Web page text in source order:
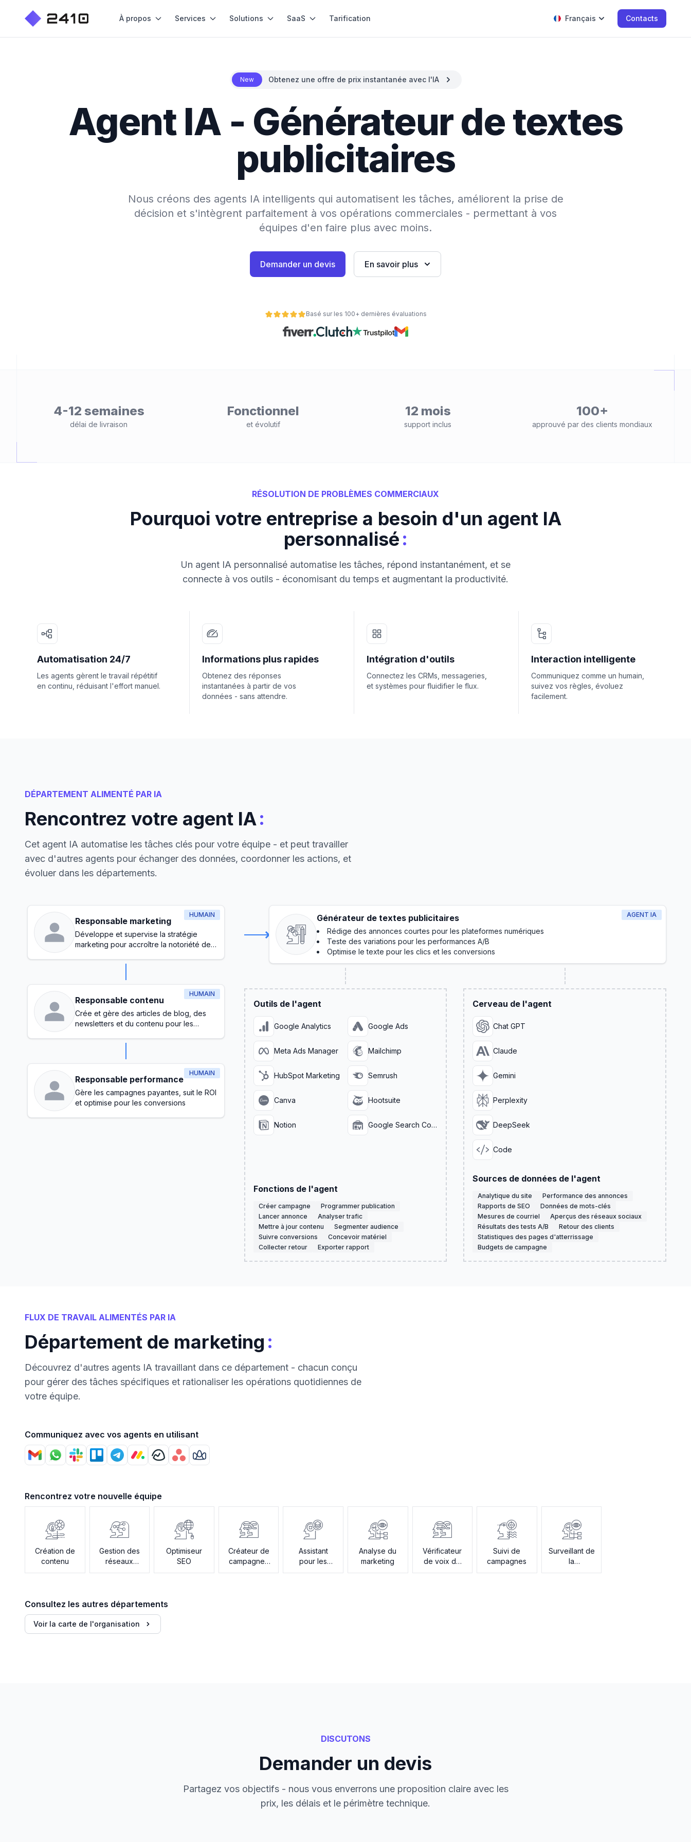
À propos Services Solutions SaaS Tarification Français Contacts
New Obtenez une offre de prix instantanée avec l'IA
Agent IA - Générateur de textes
publicitaires
Nous créons des agents IA intelligents qui automatisent les tâches, améliorent la prise de
décision et s'intègrent parfaitement à vos opérations commerciales - permettant à vos
équipes d'en faire plus avec moins.
Demander un devis En savoir plus
Basé sur les 100+ dernières évaluations
4-12 semaines
délai de livraison
Fonctionnel
et évolutif
12 mois
support inclus
100+
approuvé par des clients mondiaux
RÉSOLUTION DE PROBLÈMES COMMERCIAUX
Pourquoi votre entreprise a besoin d'un agent IA
personnalisé:
Un agent IA personnalisé automatise les tâches, répond instantanément, et se
connecte à vos outils - économisant du temps et augmentant la productivité.
Automatisation 24/7
Les agents gèrent le travail répétitif
en continu, réduisant l'effort manuel.
Informations plus rapides
Obtenez des réponses
instantanées à partir de vos
données - sans attendre.
Intégration d'outils
Connectez les CRMs, messageries,
et systèmes pour fluidifier le flux.
Interaction intelligente
Communiquez comme un humain,
suivez vos règles, évoluez
facilement.
DÉPARTEMENT ALIMENTÉ PAR IA
Rencontrez votre agent IA:
Cet agent IA automatise les tâches clés pour votre équipe - et peut travailler
avec d'autres agents pour échanger des données, coordonner les actions, et
évoluer dans les départements.
HUMAIN
Responsable marketing
Développe et supervise la stratégie
marketing pour accroître la notoriété de
HUMAIN
Responsable contenu
Crée et gère des articles de blog, des
newsletters et du contenu pour les
HUMAIN
Responsable performance
Gère les campagnes payantes, suit le ROI
et optimise pour les conversions
AGENT IA
Générateur de textes publicitaires
Rédige des annonces courtes pour les plateformes numériques
Teste des variations pour les performances A/B
Optimise le texte pour les clics et les conversions
Outils de l'agent
Google Analytics Google Ads
Meta Ads Manager Mailchimp
HubSpot Marketing Semrush
Canva Hootsuite
Notion Google Search Console
Fonctions de l'agent
Créer campagne
Programmer publication
Lancer annonce
Analyser trafic
Mettre à jour contenu
Segmenter audience
Suivre conversions
Concevoir matériel
Collecter retour
Exporter rapport
Cerveau de l'agent
Chat GPT
Claude
Gemini
Perplexity
DeepSeek
Code
Sources de données de l'agent
Analytique du site
Performance des annonces
Rapports de SEO
Données de mots-clés
Mesures de courriel
Aperçus des réseaux sociaux
Résultats des tests A/B
Retour des clients
Statistiques des pages d'atterrissage
Budgets de campagne
FLUX DE TRAVAIL ALIMENTÉS PAR IA
Département de marketing :
Découvrez d'autres agents IA travaillant dans ce département - chacun conçu
pour gérer des tâches spécifiques et rationaliser les opérations quotidiennes de
votre équipe.
Communiquez avec vos agents en utilisant
Rencontrez votre nouvelle équipe
Création de
contenu
Gestion des
réseaux
sociaux
Optimiseur
SEO
Créateur de
campagnes
par e-mail
Assistant
pour les
plans créatifs
Analyse du
marketing
Vérificateur
de voix de
marque
Suivi de
campagnes
Surveillant de
la
concurrence
Consultez les autres départements
Voir la carte de l'organisation
DISCUTONS
Demander un devis
Partagez vos objectifs - nous vous enverrons une proposition claire avec les
prix, les délais et le périmètre technique.